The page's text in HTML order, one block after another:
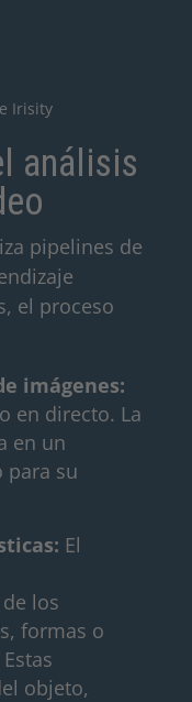
análisis
pipelines de
el proceso
imágenes:
en directo. La
en un
para su
El
los
formas o
objeto,